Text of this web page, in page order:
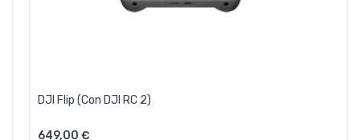
DJI Flip (con DJI RC 2)
649,00 €